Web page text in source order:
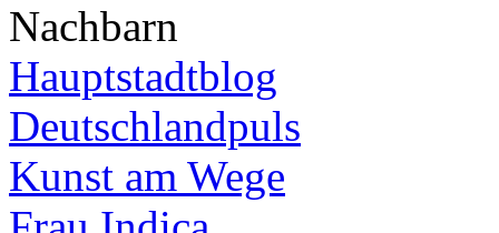
Nachbarn
Hauptstadtblog
Deutschlandpuls
Kunst am Wege